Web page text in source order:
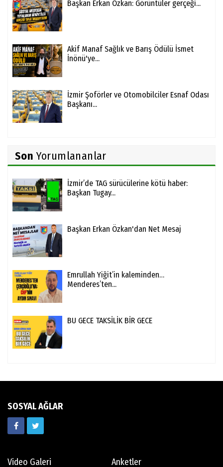
Başkan Erkan Özkan: Görüntüler gerçeği...
Akif Manaf Sağlık ve Barış Ödülü İsmet
İnönü'ye...
İzmir Şoförler ve Otomobilciler Esnaf Odası
Başkanı...
Son Yorumlananlar
İzmir’de TAG sürücülerine kötü haber:
Başkan Tugay...
Başkan Erkan Özkan'dan Net Mesaj
Emrullah Yiğit’in kaleminden…
Menderes’ten...
BU GECE TAKSİLİK BİR GECE
SOSYAL AĞLAR
Video Galeri Anketler